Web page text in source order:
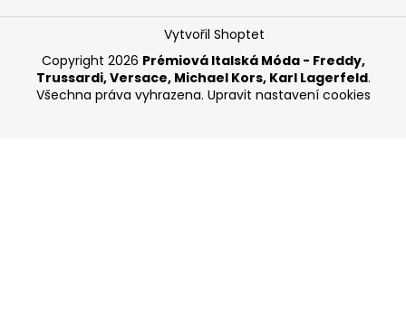
Vytvořil Shoptet
Copyright 2026 Prémiová Italská Móda - Freddy,
Trussardi, Versace, Michael Kors, Karl Lagerfeld.
Všechna práva vyhrazena. Upravit nastavení cookies